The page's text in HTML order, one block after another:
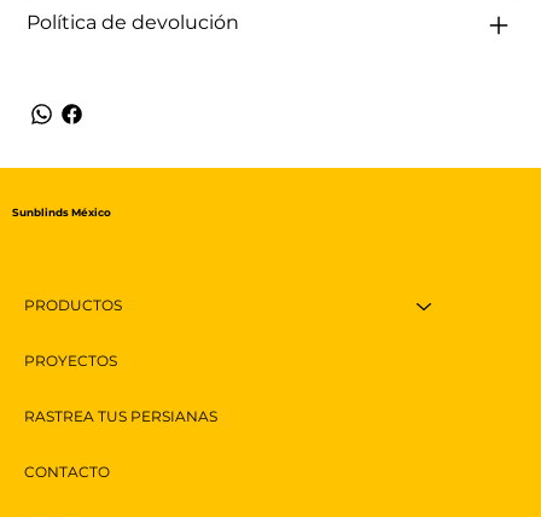
Política de devolución
PRODUCTOS
PROYECTOS
RASTREA TUS PERSIANAS
CONTACTO
Sunblinds México